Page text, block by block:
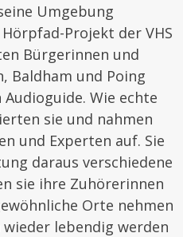
Umgebung
Projekt der VHS
Bürgerinnen und
Baldham und Poing
Wie echte
sie und nahmen
und Experten auf. Sie
daraus verschiedene
sie ihre Zuhörerinnen
Orte nehmen
lebendig werden